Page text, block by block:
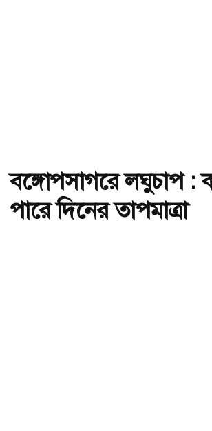
বঙ্গোপসাগরে লঘুচাপ :
পারে দিনের তাপমাত্রা